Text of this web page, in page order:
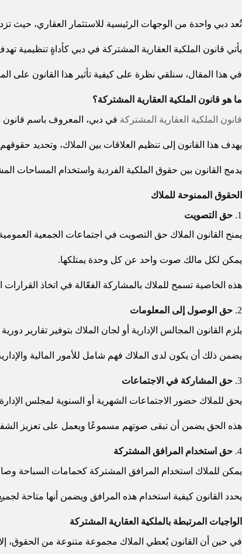
تُعد دبي واحدة من الوجهات الرئيسية للاستثمار العقاري، حيث
يأتي قانون الملكية العقارية المشتركة في دبي كأداةٍ تنظيمية
في هذا المقال، سنلقي نظرة على كيفية تأثير هذا القانون على
ما هو قانون الملكية العقارية المشتركة؟
قانون الملكية العقارية المشتركة في دبي، المعروف باسم قانون رقم 27 لعام 2007، هو إطار قانوني ينظم ملكية العقارات
يهدف هذا القانون إلى تنظيم العلاقات بين الملاك، وتحديد
يدمج القانون بين حقوق الملكية الفردية واستخدام
الحقوق الممنوحة للملاك
1. حق التصويت
يمنح القانون الملاك حق التصويت في اجتماعات الجمعية
يمكن لكل مالك صوت واحد عن كل وحدة يمتلكها.
هذه الخاصية تسمح للملاك بالمشاركة الفعّالة في اتخاذ القرارات
2. حق الوصول إلى المعلومات
يلزم القانون المجالس الإدارية أو لجان الملاك بتوفير تقارير
يضمن ذلك أن يكون لدى الملاك فهم شامل للأمور المالية
3. حق المشاركة في الاجتماعات
يحق للملاك حضور الاجتماعات الشهرية أو السنوية لمجلس
هذه الحق يضمن أن تبقى صوتهم مسموعًا ويعمل على تعزيز
4. حق استخدام المرافق المشتركة
يمكن للملاك استخدام المرافق المشتركة كحمامات السباحة
يحدد القانون كيفية استخدام هذه المرافق ويضمن أنها متاحة
الواجبات المرتبطة بالملكية العقارية المشتركة
في حين أن القانون يُعطي الملاك مجموعة متنوعة من الحقوق، إلا